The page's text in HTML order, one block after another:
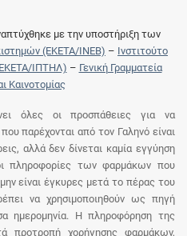
με την υποστήριξη των
(ΕΚΕΤΑ/ΙΝΕΒ) – Ινστιτούτο
ΙΠΤΗΛ) – Γενική Γραμματεία
Καινοτομίας
όλες οι προσπάθειες για να
παρέχονται από τον Γαληνό είναι
αλλά δεν δίνεται καμία εγγύηση
πληροφορίες των φαρμάκων που
είναι έγκυρες μετά το πέρας του
να χρησιμοποιηθούν ως πηγή
ημερομηνία. Η πληροφόρηση της
προτροπή χορήγησης φαρμάκων,